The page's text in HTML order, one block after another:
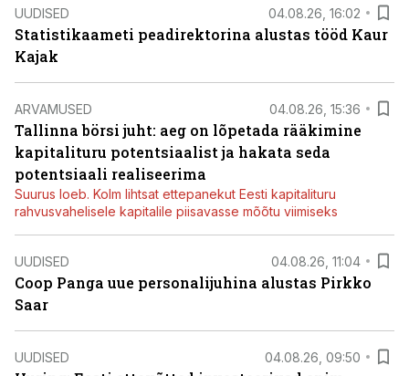
UUDISED 04.08.26, 16:02
Statistikaameti peadirektorina alustas tööd Kaur
Kajak
ARVAMUSED 04.08.26, 15:36
Tallinna börsi juht: aeg on lõpetada rääkimine
kapitalituru potentsiaalist ja hakata seda
potentsiaali realiseerima
Suurus loeb. Kolm lihtsat ettepanekut Eesti kapitalituru
rahvusvahelisele kapitalile piisavasse mõõtu viimiseks
UUDISED 04.08.26, 11:04
Coop Panga uue personalijuhina alustas Pirkko
Saar
UUDISED 04.08.26, 09:50